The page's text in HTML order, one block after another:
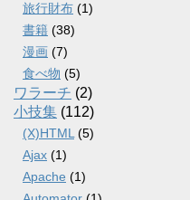
旅行財布 (1)
書籍 (38)
漫画 (7)
食べ物 (5)
ワラーチ (2)
小技集 (112)
(X)HTML (5)
Ajax (1)
Apache (1)